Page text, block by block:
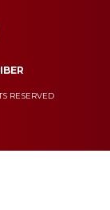
RESERVED